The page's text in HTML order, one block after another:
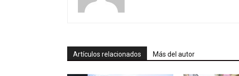
Artículos relacionados Más del autor